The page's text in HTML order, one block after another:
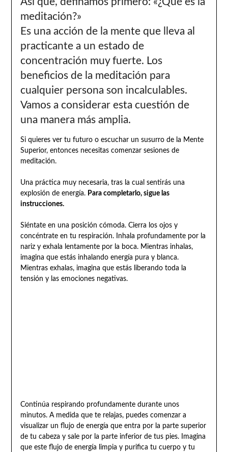
meditación?»
Es una acción de la mente que lleva al
practicante a un estado de
concentración muy fuerte. Los
beneficios de la meditación para
cualquier persona son incalculables.
Vamos a considerar esta cuestión de
una manera más amplia.
Si quieres ver tu futuro o escuchar un susurro de la Mente
Superior, entonces necesitas comenzar sesiones de
meditación.
Una práctica muy necesaria, tras la cual sentirás una
explosión de energía. Para completarlo, sigue las
instrucciones.
Siéntate en una posición cómoda. Cierra los ojos y
concéntrate en tu respiración. Inhala profundamente por la
nariz y exhala lentamente por la boca. Mientras inhalas,
imagina que estás inhalando energía pura y blanca.
Mientras exhalas, imagina que estás liberando toda la
tensión y las emociones negativas.
Continúa respirando profundamente durante unos
minutos. A medida que te relajas, puedes comenzar a
visualizar un flujo de energía que entra por la parte superior
de tu cabeza y sale por la parte inferior de tus pies. Imagina
que este flujo de energía limpia y purifica tu cuerpo y tu